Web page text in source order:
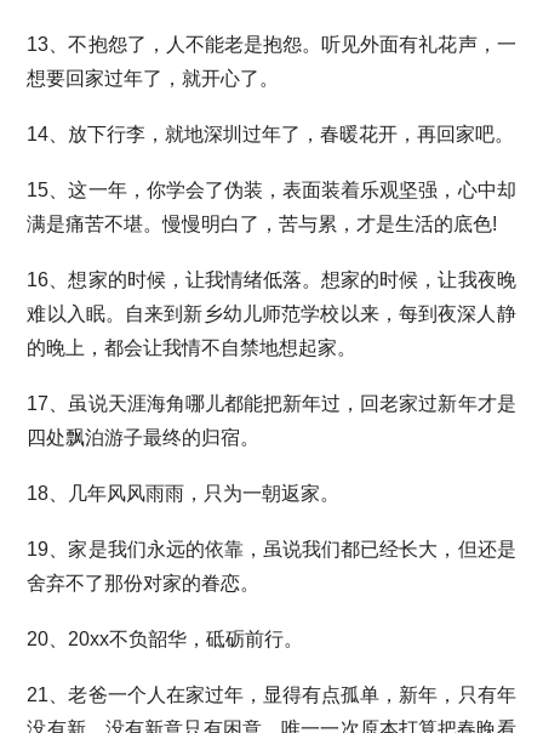
13、不抱怨了，人不能老是抱怨。听见外面有礼花声，一
想要回家过年了，就开心了。
14、放下行李，就地深圳过年了，春暖花开，再回家吧。
15、这一年，你学会了伪装，表面装着乐观坚强，心中却
满是痛苦不堪。慢慢明白了，苦与累，才是生活的底色!
16、想家的时候，让我情绪低落。想家的时候，让我夜晚
难以入眠。自来到新乡幼儿师范学校以来，每到夜深人静
的晚上，都会让我情不自禁地想起家。
17、虽说天涯海角哪儿都能把新年过，回老家过新年才是
四处飘泊游子最终的归宿。
18、几年风风雨雨，只为一朝返家。
19、家是我们永远的依靠，虽说我们都已经长大，但还是
舍弃不了那份对家的眷恋。
20、20xx不负韶华，砥砺前行。
21、老爸一个人在家过年，显得有点孤单，新年，只有年
没有新，没有新意只有困意，唯一一次原本打算把春晚看